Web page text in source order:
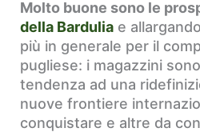
Molto buone sono le
della Bardulia e
più in generale per il
pugliese: i magazzini
tendenza ad una
nuove frontiere
conquistare e altre da